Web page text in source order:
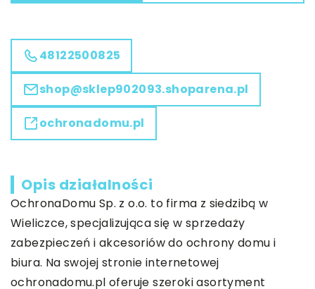
48122500825
shop@sklep902093.shoparena.pl
ochronadomu.pl
Opis działalności
OchronaDomu Sp. z o.o. to firma z siedzibą w
Wieliczce, specjalizująca się w sprzedaży
zabezpieczeń i akcesoriów do ochrony domu i
biura. Na swojej stronie internetowej
ochronadomu.pl oferuje szeroki asortyment